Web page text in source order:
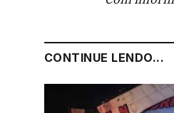
CONTINUE LENDO...